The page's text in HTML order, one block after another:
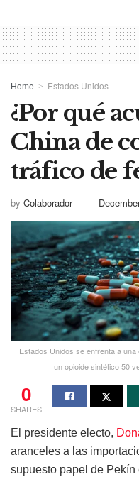
Home Estados Unidos
¿Por qué
China de
tráfico de
by Colaborador
Estados Unidos se enfrenta a
un opioide sintético 50
0
SHARES
El presidente electo,
aranceles a las
supuesto papel de